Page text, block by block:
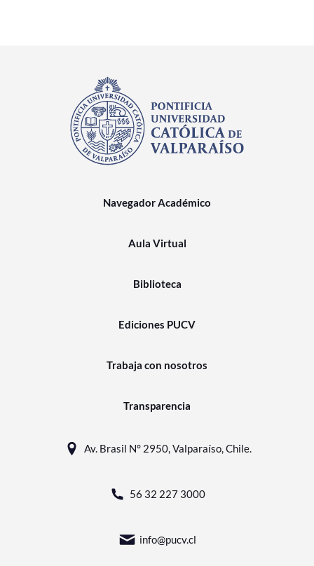
Navegador Académico
Aula Virtual
Biblioteca
Ediciones PUCV
Trabaja con nosotros
Transparencia
Av. Brasil N° 2950, Valparaíso, Chile.
56 32 227 3000
info@pucv.cl